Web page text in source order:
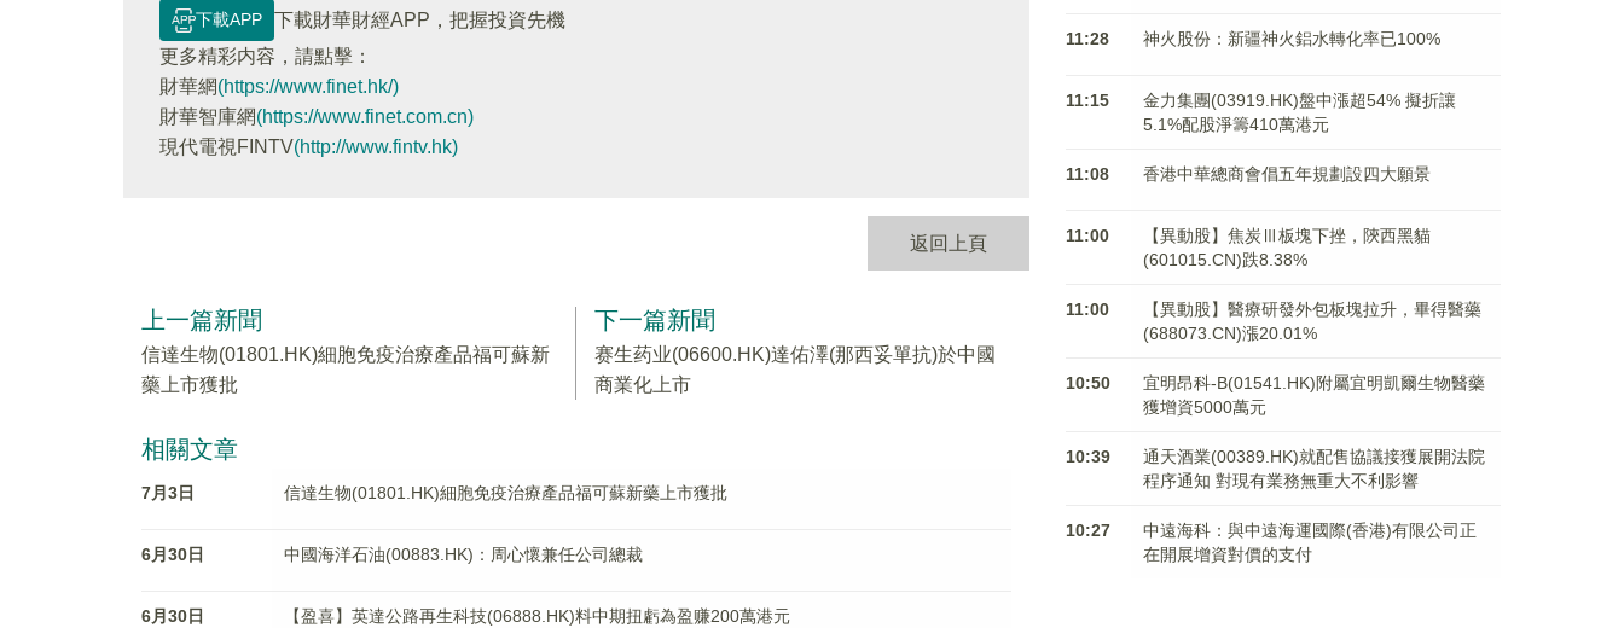
下載APP
下載財華財經APP，把握投資先機
更多精彩内容，請點擊：
財華網(https://www.finet.hk/)
財華智庫網(https://www.finet.com.cn)
現代電視FINTV(http://www.fintv.hk)
返回上頁
上一篇新聞
信達生物(01801.HK)細胞免疫治療產品福可蘇新
藥上市獲批
下一篇新聞
赛生药业(06600.HK)達佑澤(那西妥單抗)於中國
商業化上市
相關文章
7月3日 信達生物(01801.HK)細胞免疫治療產品福可蘇新藥上市獲批
6月30日 中國海洋石油(00883.HK)：周心懷兼任公司總裁
6月30日 【盈喜】英達公路再生科技(06888.HK)料中期扭虧為盈赚200萬港元
11:28 神火股份：新疆神火鋁水轉化率已100%
11:15
金力集團(03919.HK)盤中漲超54% 擬折讓
5.1%配股淨籌410萬港元
11:08 香港中華總商會倡五年規劃設四大願景
11:00
【異動股】焦炭Ⅲ板塊下挫，陝西黑貓
(601015.CN)跌8.38%
11:00
【異動股】醫療研發外包板塊拉升，畢得醫藥
(688073.CN)漲20.01%
10:50
宜明昂科-B(01541.HK)附屬宜明凱爾生物醫藥
獲增資5000萬元
10:39
通天酒業(00389.HK)就配售協議接獲展開法院
程序通知 對現有業務無重大不利影響
10:27
中遠海科：與中遠海運國際(香港)有限公司正
在開展增資對價的支付